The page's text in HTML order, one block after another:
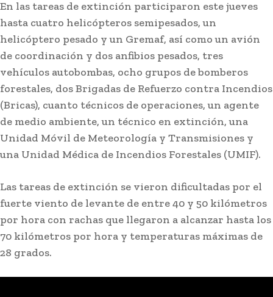
En las tareas de extinción participaron este jueves
hasta cuatro helicópteros semipesados, un
helicóptero pesado y un Gremaf, así como un avión
de coordinación y dos anfibios pesados, tres
vehículos autobombas, ocho grupos de bomberos
forestales, dos Brigadas de Refuerzo contra Incendios
(Bricas), cuanto técnicos de operaciones, un agente
de medio ambiente, un técnico en extinción, una
Unidad Móvil de Meteorología y Transmisiones y
una Unidad Médica de Incendios Forestales (UMIF).
Las tareas de extinción se vieron dificultadas por el
fuerte viento de levante de entre 40 y 50 kilómetros
por hora con rachas que llegaron a alcanzar hasta los
70 kilómetros por hora y temperaturas máximas de
28 grados.